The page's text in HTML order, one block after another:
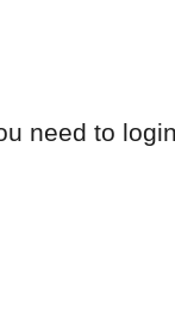
need to